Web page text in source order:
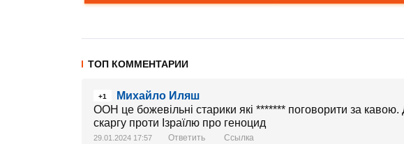
ТОП КОММЕНТАРИИ
+1
Михайло Иляш
ООН це божевільні старики які ******* поговорити за
скаргу проти Ізраїлю про геноцид
29.01.2024 17:57 Ответить Ссылка